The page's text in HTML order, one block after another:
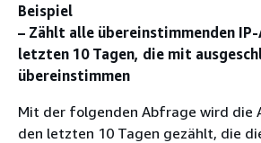
Beispiel
– Zählt alle übereinstimmenden
letzten 10 Tagen, die mit
übereinstimmen
Mit der folgenden Abfrage wird die
den letzten 10 Tagen gezählt, die